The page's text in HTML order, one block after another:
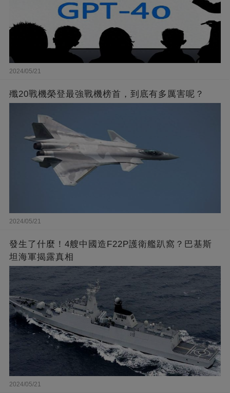
2024/05/21
殲20戰機榮登最強戰機榜首，到底有多厲害呢？
2024/05/21
發生了什麼！4艘中國造F22P護衛艦趴窩？巴基斯
坦海軍揭露真相
2024/05/21